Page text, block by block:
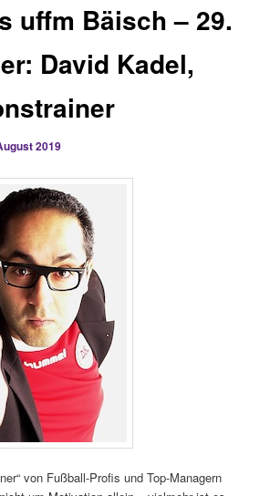
uffm Bäisch – 29.
David Kadel,
2019
von Fußball-Profis und Top-Managern